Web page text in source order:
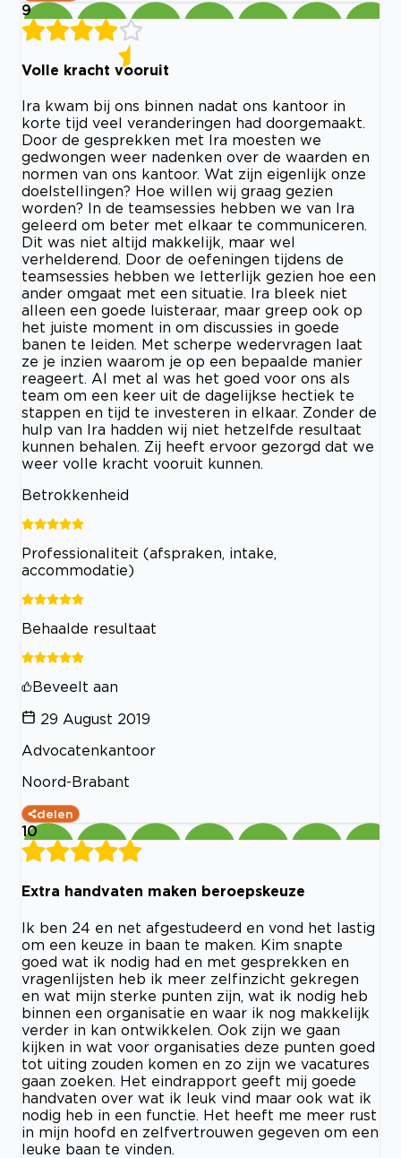
9
Volle kracht vooruit
Ira kwam bij ons binnen nadat ons kantoor in
korte tijd veel veranderingen had doorgemaakt.
Door de gesprekken met Ira moesten we
gedwongen weer nadenken over de waarden en
normen van ons kantoor. Wat zijn eigenlijk onze
doelstellingen? Hoe willen wij graag gezien
worden? In de teamsessies hebben we van Ira
geleerd om beter met elkaar te communiceren.
Dit was niet altijd makkelijk, maar wel
verhelderend. Door de oefeningen tijdens de
teamsessies hebben we letterlijk gezien hoe een
ander omgaat met een situatie. Ira bleek niet
alleen een goede luisteraar, maar greep ook op
het juiste moment in om discussies in goede
banen te leiden. Met scherpe wedervragen laat
ze je inzien waarom je op een bepaalde manier
reageert. Al met al was het goed voor ons als
team om een keer uit de dagelijkse hectiek te
stappen en tijd te investeren in elkaar. Zonder de
hulp van Ira hadden wij niet hetzelfde resultaat
kunnen behalen. Zij heeft ervoor gezorgd dat we
weer volle kracht vooruit kunnen.
Betrokkenheid
Professionaliteit (afspraken, intake,
accommodatie)
Behaalde resultaat
Beveelt aan
29 August 2019
Advocatenkantoor
Noord-Brabant
delen
10
Extra handvaten maken beroepskeuze
Ik ben 24 en net afgestudeerd en vond het lastig
om een keuze in baan te maken. Kim snapte
goed wat ik nodig had en met gesprekken en
vragenlijsten heb ik meer zelfinzicht gekregen
en wat mijn sterke punten zijn, wat ik nodig heb
binnen een organisatie en waar ik nog makkelijk
verder in kan ontwikkelen. Ook zijn we gaan
kijken in wat voor organisaties deze punten goed
tot uiting zouden komen en zo zijn we vacatures
gaan zoeken. Het eindrapport geeft mij goede
handvaten over wat ik leuk vind maar ook wat ik
nodig heb in een functie. Het heeft me meer rust
in mijn hoofd en zelfvertrouwen gegeven om een
leuke baan te vinden.